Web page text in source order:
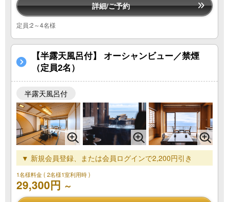
詳細/ご予約
定員:2～4名様
【半露天風呂付】 オーシャンビュー／禁煙
（定員2名）
半露天風呂付
▼ 新規会員登録、または会員ログインで2,200円引き
1名様料金( 2名様1室利用時 )
29,300円 ～